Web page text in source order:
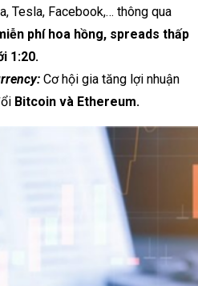
Tesla, Facebook,… thông qua
phí hoa hồng, spreads thấp
1:20.
Cơ hội gia tăng lợi nhuận
Bitcoin và Ethereum.